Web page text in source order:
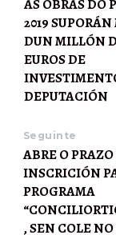
AS OBRAS DO
2019
DUN MILLÓN
EUROS DE
DEPUTACIÓN
Seguinte
ABRE O
INSCRICIÓN
PROGRAMA
, SEN COLE NO